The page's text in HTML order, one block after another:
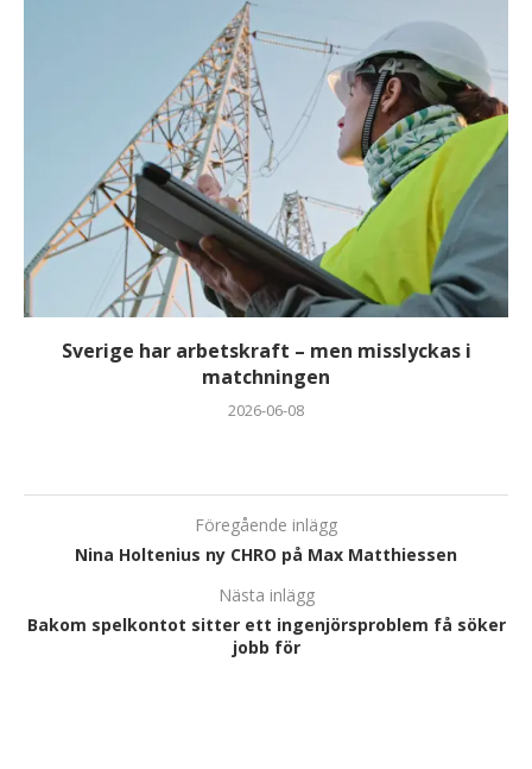
Sverige har arbetskraft – men misslyckas i
matchningen
2026-06-08
Föregående inlägg
Nina Holtenius ny CHRO på Max Matthiessen
Nästa inlägg
Bakom spelkontot sitter ett ingenjörsproblem få söker
jobb för